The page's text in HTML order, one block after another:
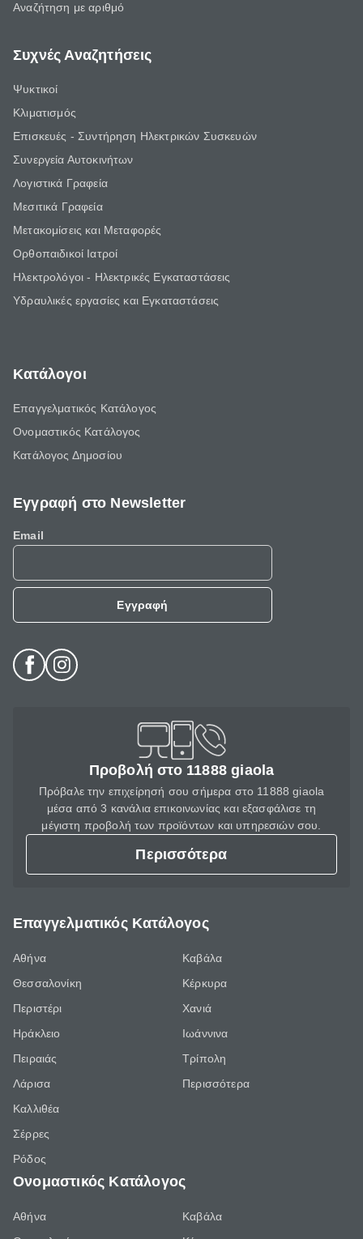
Αναζήτηση με αριθμό
Συχνές Αναζητήσεις
Ψυκτικοί
Κλιματισμός
Επισκευές - Συντήρηση Ηλεκτρικών Συσκευών
Συνεργεία Αυτοκινήτων
Λογιστικά Γραφεία
Μεσιτικά Γραφεία
Μετακομίσεις και Μεταφορές
Ορθοπαιδικοί Ιατροί
Ηλεκτρολόγοι - Ηλεκτρικές Εγκαταστάσεις
Υδραυλικές εργασίες και Εγκαταστάσεις
Κατάλογοι
Επαγγελματικός Κατάλογος
Ονομαστικός Κατάλογος
Κατάλογος Δημοσίου
Εγγραφή στο Newsletter
Email
Εγγραφή
Προβολή στο 11888 giaola
Πρόβαλε την επιχείρησή σου σήμερα στο 11888 giaola
μέσα από 3 κανάλια επικοινωνίας και εξασφάλισε τη
μέγιστη προβολή των προϊόντων και υπηρεσιών σου.
Περισσότερα
Επαγγελματικός Κατάλογος
Αθήνα
Θεσσαλονίκη
Περιστέρι
Ηράκλειο
Πειραιάς
Λάρισα
Καλλιθέα
Σέρρες
Ρόδος
Καβάλα
Κέρκυρα
Χανιά
Ιωάννινα
Τρίπολη
Περισσότερα
Ονομαστικός Κατάλογος
Αθήνα
Καβάλα